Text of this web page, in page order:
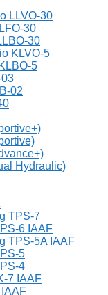
LLVO-30
30
30
KLVO-5
5
02
Hydraulic)
TPS-7
6 IAAF
TPS-5A IAAF
5
4
7 IAAF